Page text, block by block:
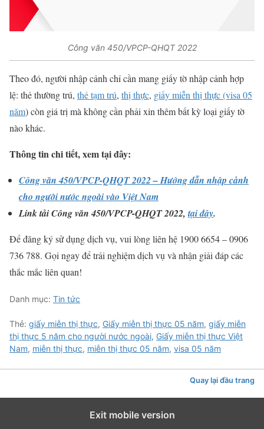
Công văn 450/VPCP-QHQT 2022
Theo đó, người nhập cảnh chỉ cần mang giấy tờ nhập cảnh hợp
lệ: thẻ thường trú, thẻ tạm trú, thị thực, giấy miễn thị thực (visa 05
năm) còn giá trị mà không cần phải xin thêm bất kỳ loại giấy tờ
nào khác.
Thông tin chi tiết, xem tại đây:
Công văn 450/VPCP-QHQT 2022 – Hướng dẫn nhập cảnh
cho người nước ngoài vào Việt Nam
Link tải Công văn 450/VPCP-QHQT 2022,tại đây.
Để đăng ký sử dụng dịch vụ, vui lòng liên hệ 1900 6654 – 0906
736 788. Gọi ngay để trải nghiệm dịch vụ và nhận giải đáp các
thắc mắc liên quan!
Danh mục: Tin tức
Thẻ: giấy miễn thị thực, Giấy miễn thị thực 05 năm, giấy miễn
thị thực 5 năm cho người nước ngoài, Giấy miễn thị thực Việt
Nam, miễn thị thực, miễn thị thực 05 năm, visa 05 năm
Quay lại đầu trang
Exit mobile version